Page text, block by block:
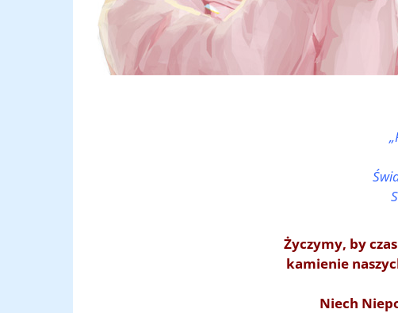
Życzymy, by
kamienie
Niech